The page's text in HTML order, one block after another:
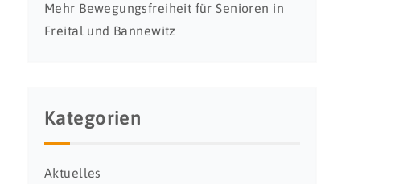
Mehr Bewegungsfreiheit für Senioren in
Freital und Bannewitz
Kategorien
Aktuelles